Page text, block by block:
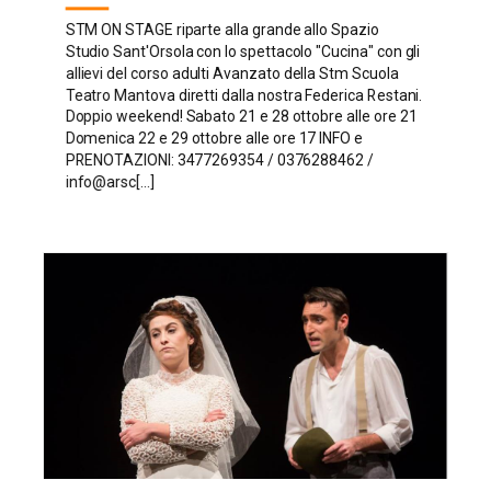
STM ON STAGE riparte alla grande allo Spazio
Studio Sant'Orsola con lo spettacolo "Cucina" con gli
allievi del corso adulti Avanzato della Stm Scuola
Teatro Mantova diretti dalla nostra Federica Restani.
Doppio weekend! Sabato 21 e 28 ottobre alle ore 21
Domenica 22 e 29 ottobre alle ore 17 INFO e
PRENOTAZIONI: 3477269354 / 0376288462 /
info@arsc[...]